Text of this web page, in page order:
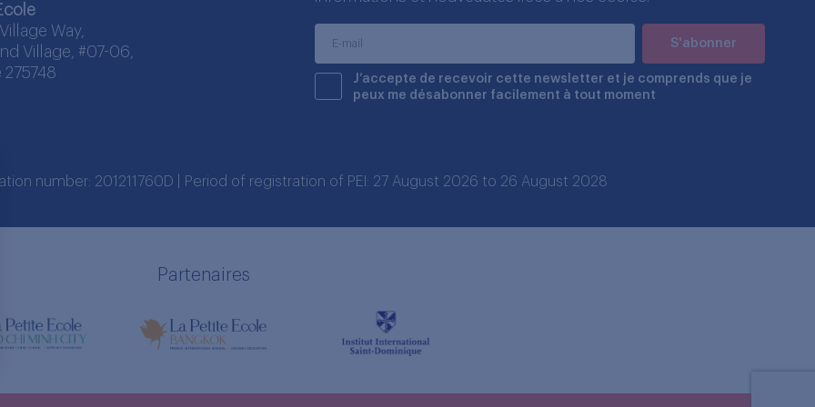
Way,
Village, #07-06,
J’accepte de recevoir cette newsletter et je comprends que je
peux me désabonner facilement à tout moment
number: 201211760D | Period of registration of PEI: 27 August 2026 to 26 August 2028
Partenaires